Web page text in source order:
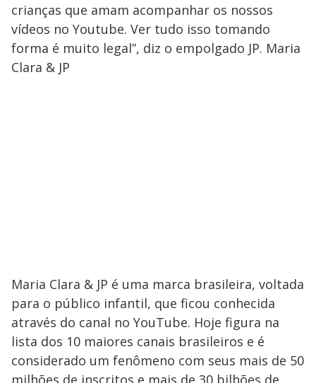
crianças que amam acompanhar os nossos
vídeos no Youtube. Ver tudo isso tomando
forma é muito legal”, diz o empolgado JP. Maria
Clara & JP
Maria Clara & JP é uma marca brasileira, voltada
para o público infantil, que ficou conhecida
através do canal no YouTube. Hoje figura na
lista dos 10 maiores canais brasileiros e é
considerado um fenômeno com seus mais de 50
milhões de inscritos e mais de 30 bilhões de